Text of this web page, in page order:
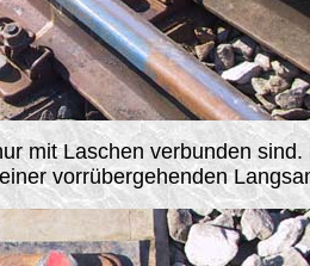
mit Laschen verbunden
vorrübergehenden